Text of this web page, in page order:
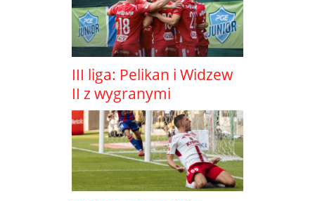
III liga: Pelikan i Widzew
II z wygranymi